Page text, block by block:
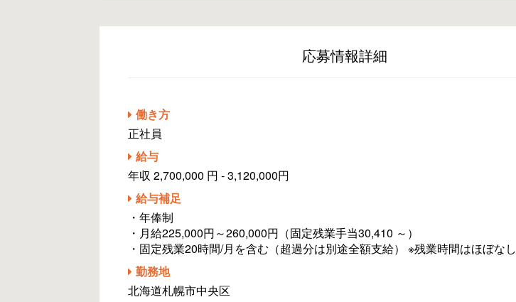
応募情報詳細
働き方
正社員
給与
年収 2,700,000 円 - 3,120,000円
給与補足
・年俸制
・月給225,000円～260,000円（固定残業手当30,410 ～）
・固定残業20時間/月を含む（超過分は別途全額支給） ※残業時間はほぼなし
勤務地
北海道札幌市中央区